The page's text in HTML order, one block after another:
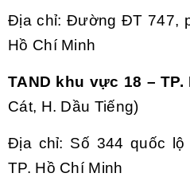
Địa chỉ: Đường ĐT 747,
Hồ Chí Minh
TAND khu vực 18 – TP.
Cát, H. Dầu Tiếng)
Địa chỉ: Số 344 quốc
TP. Hồ Chí Minh